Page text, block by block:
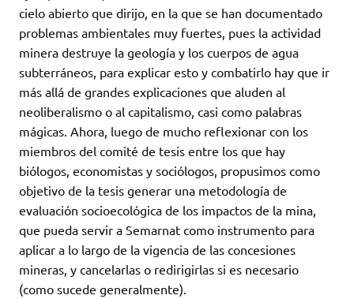
cielo abierto que dirijo, en la que se han documentado
problemas ambientales muy fuertes, pues la actividad
minera destruye la geología y los cuerpos de agua
subterráneos, para explicar esto y combatirlo hay que ir
más allá de grandes explicaciones que aluden al
neoliberalismo o al capitalismo, casi como palabras
mágicas. Ahora, luego de mucho reflexionar con los
miembros del comité de tesis entre los que hay
biólogos, economistas y sociólogos, propusimos como
objetivo de la tesis generar una metodología de
evaluación socioecológica de los impactos de la mina,
que pueda servir a Semarnat como instrumento para
aplicar a lo largo de la vigencia de las concesiones
mineras, y cancelarlas o redirigirlas si es necesario
(como sucede generalmente).